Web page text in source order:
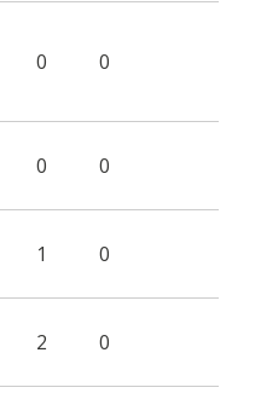
0 0
0 0
1 0
2 0